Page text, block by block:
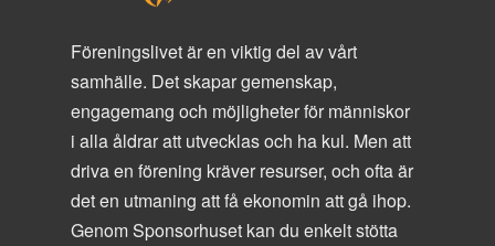
Föreningslivet är en viktig del av vårt
samhälle. Det skapar gemenskap,
engagemang och möjligheter för människor
i alla åldrar att utvecklas och ha kul. Men att
driva en förening kräver resurser, och ofta är
det en utmaning att få ekonomin att gå ihop.
Genom Sponsorhuset kan du enkelt stötta